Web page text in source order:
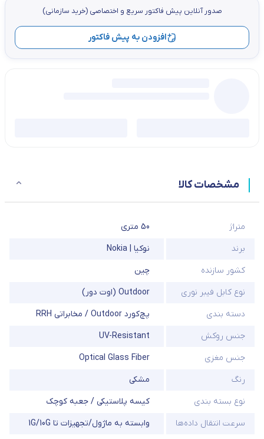
صدور آنلاین پيش فاكتور سریع و اختصاصي (خرید سازمانی)
افزودن به پیش فاکتور
مشخصات کالا
متراژ
50 متری
برند
نوکیا | Nokia
کشور سازنده
چین
نوع کابل فیبر نوری
Outdoor (اوت دور)
دسته بندی
پچ‌کورد Outdoor / مخابراتی RRH
جنس روکش
UV-Resistant
جنس مغزی
Optical Glass Fiber
رنگ
مشکی
نوع بسته بندی
کیسه پلاستیکی / جعبه کوچک
سرعت انتقال داده‌ها
وابسته به ماژول/تجهیزات تا 1G/10G